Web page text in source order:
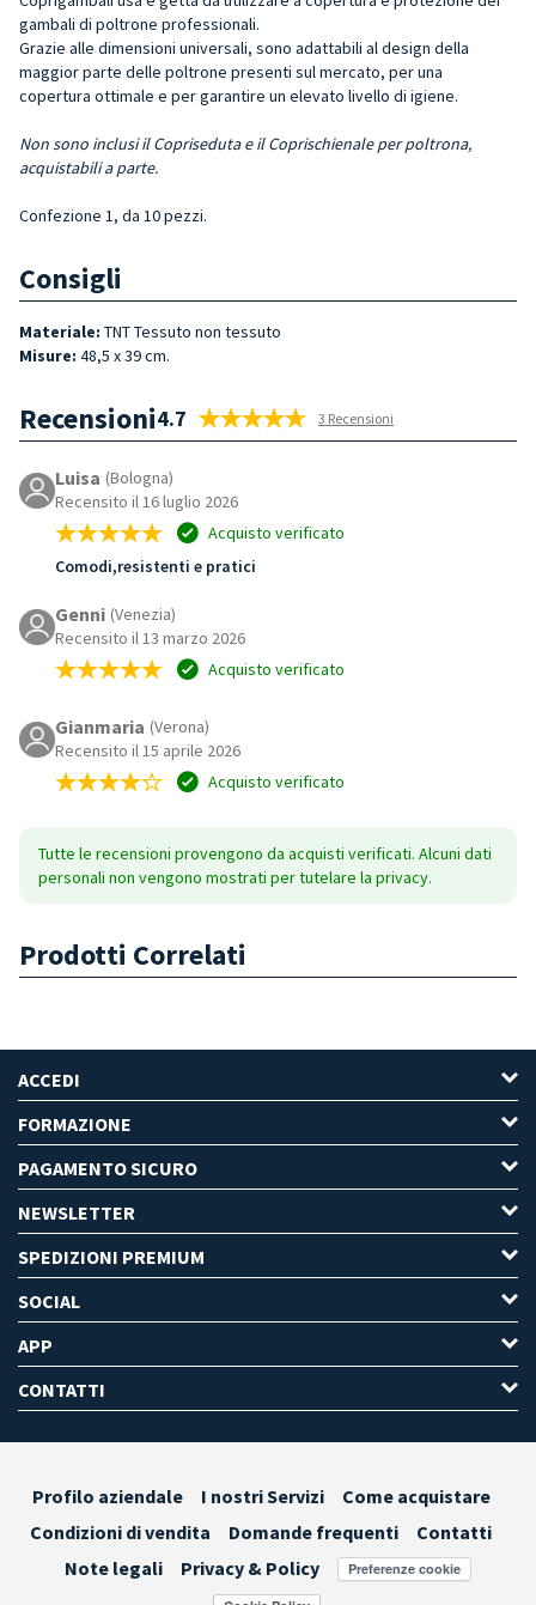
gambali di poltrone professionali.
Grazie alle dimensioni universali, sono adattabili al design della
maggior parte delle poltrone presenti sul mercato, per una
copertura ottimale e per garantire un elevato livello di igiene.
Non sono inclusi il Copriseduta e il Coprischienale per poltrona,
acquistabili a parte.
Confezione 1, da 10 pezzi.
Consigli
Materiale: TNT Tessuto non tessuto
Misure: 48,5 x 39 cm.
Recensioni4.7 3 Recensioni
Luisa (Bologna)
Recensito il 16 luglio 2026
Acquisto verificato
Comodi,resistenti e pratici
Genni (Venezia)
Recensito il 13 marzo 2026
Acquisto verificato
Gianmaria (Verona)
Recensito il 15 aprile 2026
Acquisto verificato
Tutte le recensioni provengono da acquisti verificati. Alcuni dati
personali non vengono mostrati per tutelare la privacy.
Prodotti Correlati
ACCEDI
FORMAZIONE
PAGAMENTO SICURO
NEWSLETTER
SPEDIZIONI PREMIUM
SOCIAL
APP
CONTATTI
Profilo aziendale I nostri Servizi
Come acquistare
Condizioni di vendita
Domande frequenti
Contatti
Note legali
Privacy & Policy Preferenze cookie